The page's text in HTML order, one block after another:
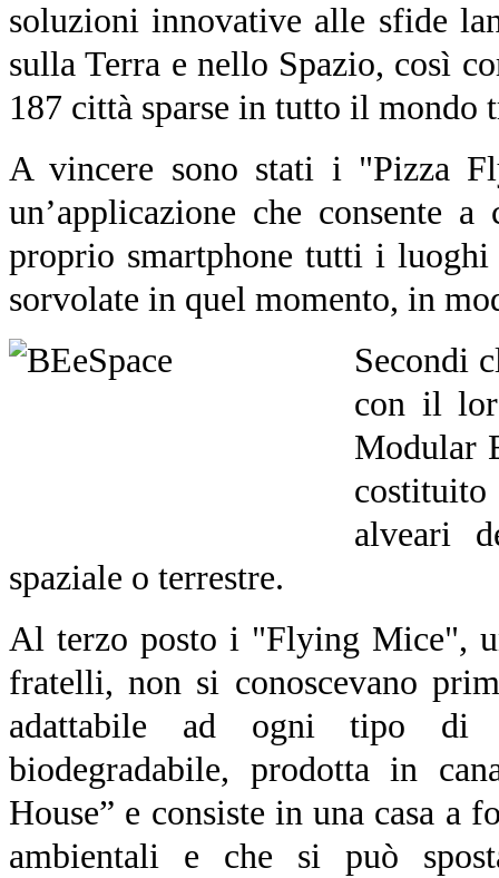
soluzioni innovative alle sfide
sulla Terra e nello Spazio, così
187 città sparse in tutto il
A vincere sono stati i "Pizza
un’applicazione che consente
proprio smartphone tutti i
sorvolate in quel momento, in
Secondi
con il
Modular
costituito
alveari
spaziale o terrestre.
Al terzo posto i "Flying Mice",
fratelli, non si conoscevano
adattabile ad ogni tipo di
biodegradabile, prodotta in
House” e consiste in una casa
ambientali e che si può